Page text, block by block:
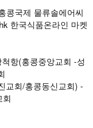
콩국제 물류솔에어씨
한국식품온라인 마켓
항(홍콩중앙교회 -성
교회/홍콩동신교회) -